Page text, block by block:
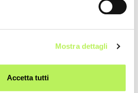
Mostra dettagli
Accetta tutti
Main Sponsor